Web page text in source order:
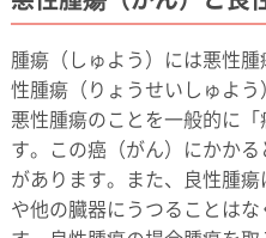
腫瘍（しゅよう）には悪性
性腫瘍（りょうせいしゅよう
悪性腫瘍のことを一般的に
す。この癌（がん）にかか
があります。また、良性腫
や他の臓器にうつることは